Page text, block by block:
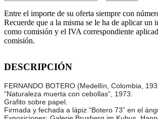
Entre el importe de su oferta siempre con
Recuerde que a la misma se le ha de aplicar un
como comisión y el IVA correspondiente
comisión.
DESCRIPCIÓN
FERNANDO BOTERO (Medellín, Colombia,
“Naturaleza muerta con cebollas”, 1973.
Grafito sobre papel.
Firmada y fechada a lápiz “Botero 73” en el